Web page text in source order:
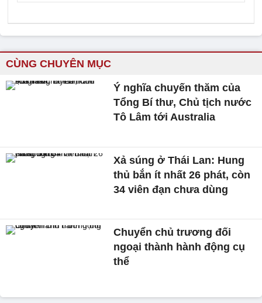
CÙNG CHUYÊN MỤC
Ý nghĩa chuyến thăm của
Tổng Bí thư, Chủ tịch nước
Tô Lâm tới Australia
Xả súng ở Thái Lan: Hung
thủ bắn ít nhất 26 phát, còn
34 viên đạn chưa dùng
Chuyển chủ trương đối
ngoại thành hành động cụ
thể